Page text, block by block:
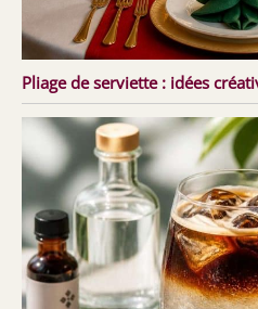
Pliage de serviette : idées